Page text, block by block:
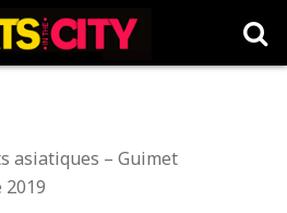
asiatiques – Guimet